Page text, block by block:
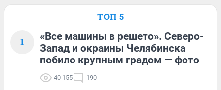
ТОП 5
1
«Все машины в решето». Северо-
Запад и окраины Челябинска
побило крупным градом — фото
40 155 190